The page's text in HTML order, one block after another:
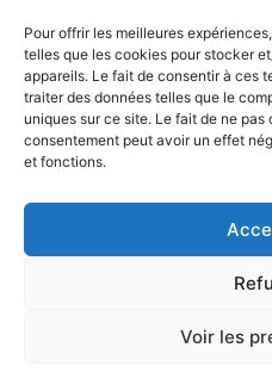
Pour offrir les meilleures
telles que les cookies pour stocker
appareils. Le fait de consentir à ces
traiter des données telles que le
uniques sur ce site. Le fait de ne pas
consentement peut avoir un effet
et fonctions.
Voir les
Nos labels
Accessibilité